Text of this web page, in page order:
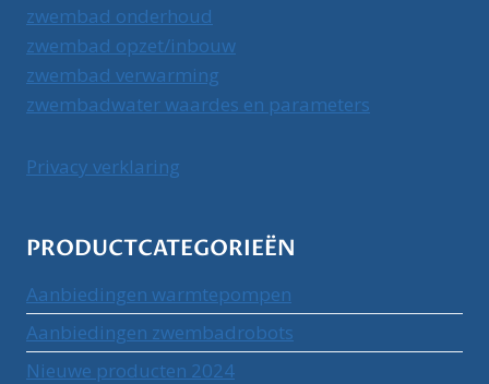
zwembad onderhoud
zwembad opzet/inbouw
zwembad verwarming
zwembadwater waardes en parameters
Privacy verklaring
PRODUCTCATEGORIEËN
Aanbiedingen warmtepompen
Aanbiedingen zwembadrobots
Nieuwe producten 2024